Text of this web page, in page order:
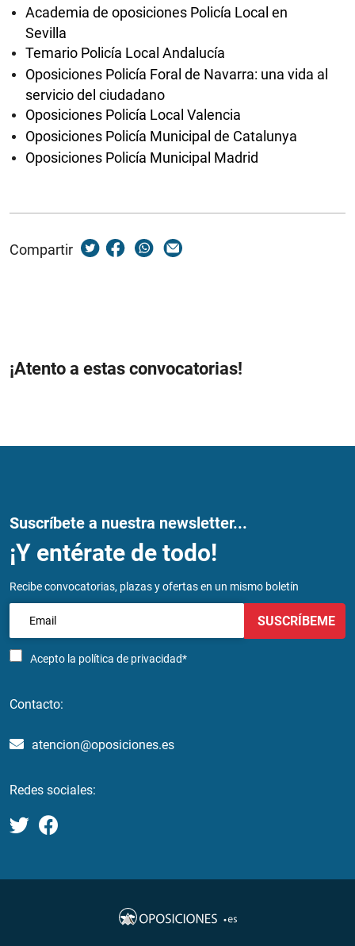
Academia de oposiciones Policía Local en
Sevilla
Temario Policía Local Andalucía
Oposiciones Policía Foral de Navarra: una vida al
servicio del ciudadano
Oposiciones Policía Local Valencia
Oposiciones Policía Municipal de Catalunya
Oposiciones Policía Municipal Madrid
Compartir
¡Atento a estas convocatorias!
Suscríbete a nuestra newsletter...
¡Y entérate de todo!
Recibe convocatorias, plazas y ofertas en un mismo boletín
Acepto la política de privacidad*
SUSCRÍBEME
Contacto:
atencion@oposiciones.es
Redes sociales: